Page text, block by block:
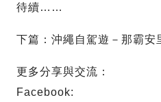
待續……
下篇：沖繩自駕遊－那霸安
更多分享與交流：
Facebook: